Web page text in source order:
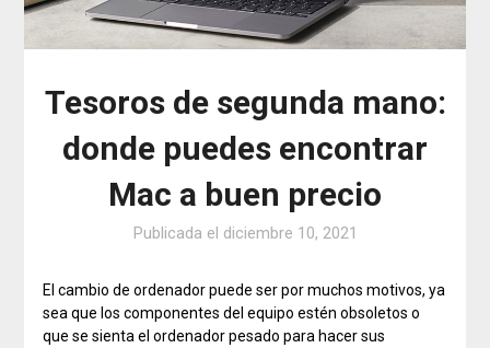
Tesoros de segunda mano:
donde puedes encontrar
Mac a buen precio
Publicada el diciembre 10, 2021
El cambio de ordenador puede ser por muchos motivos, ya
sea que los componentes del equipo estén obsoletos o
que se sienta el ordenador pesado para hacer sus